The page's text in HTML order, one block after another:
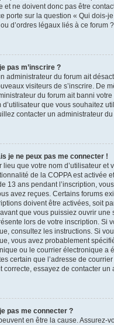
et ne doivent donc pas être
porte sur la question « Qui dois-
d’ordres légaux liés à ce forum
pas m’inscrire ?
administrateur du forum ait
visiteurs de s’inscrire. De
du forum ait banni
d’utilisateur que vous souhaitez
contacter un administrateur
je ne peux pas me connecter !
lieu que votre nom d’utilisateur et
de la COPPA est activée
13 ans pendant l’inscription,
avez reçues. Certains forums
doivent être activées, soit
que vous puissiez ouvrir une
lors de votre inscription. Si
consultez les instructions. Si
vous avez probablement
ou le courrier électronique a
certain que l’adresse de
correcte, essayez de contacter un
pas me connecter ?
en être la cause. Assurez-